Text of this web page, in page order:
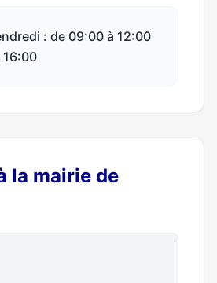
: de 09:00 à 12:00
16:00
la mairie de